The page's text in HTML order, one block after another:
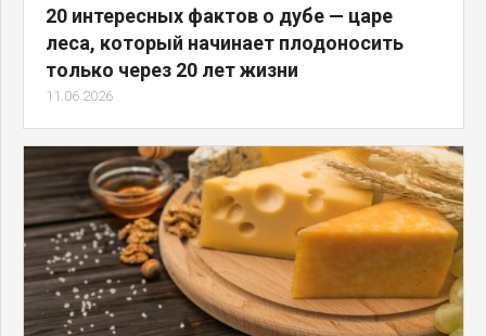
20 интересных фактов о дубе — царе
леса, который начинает плодоносить
только через 20 лет жизни
11.06.2026